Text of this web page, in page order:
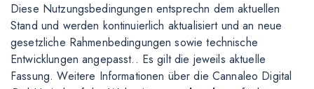
Diese Nutzungsbedingungen entsprechn dem aktuellen
Stand und werden kontinuierlich aktualisiert und an neue
gesetzliche Rahmenbedingungen sowie technische
Entwicklungen angepasst.. Es gilt die jeweils aktuelle
Fassung. Weitere Informationen über die Cannaleo Digital